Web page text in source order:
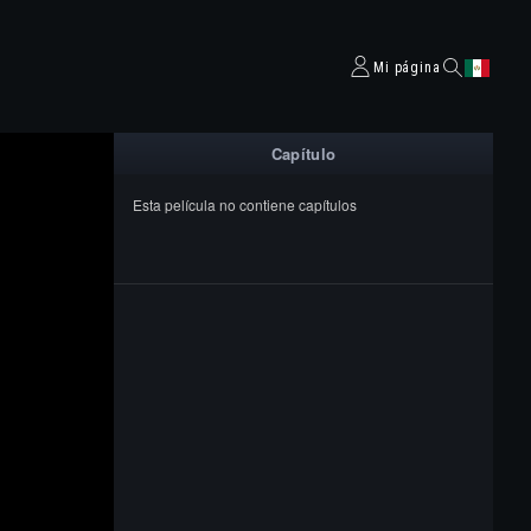
Mi página
Capítulo
Esta película no contiene capítulos